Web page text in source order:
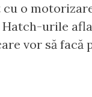
o
urile
vor să facă